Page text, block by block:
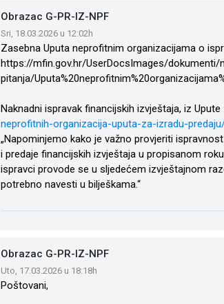
Obrazac G-PR-IZ-NPF
Sri, 18.03.2026 u 12:02h
Zasebna Uputa neprofitnim organizacijama o
https://mfin.gov.hr/UserDocsImages/
pitanja/
Naknadni ispravak financijskih izvještaja, iz Upute
neprofitnih-organizacija-uputa-za-izradu-
„Napominjemo kako je važno provjeriti
i predaje financijskih izvještaja u propisanom
ispravci provode se u sljedećem izvještajnom
potrebno navesti u bilješkama.“
Obrazac G-PR-IZ-NPF
Uto, 17.03.2026 u 18:18h
Poštovani,